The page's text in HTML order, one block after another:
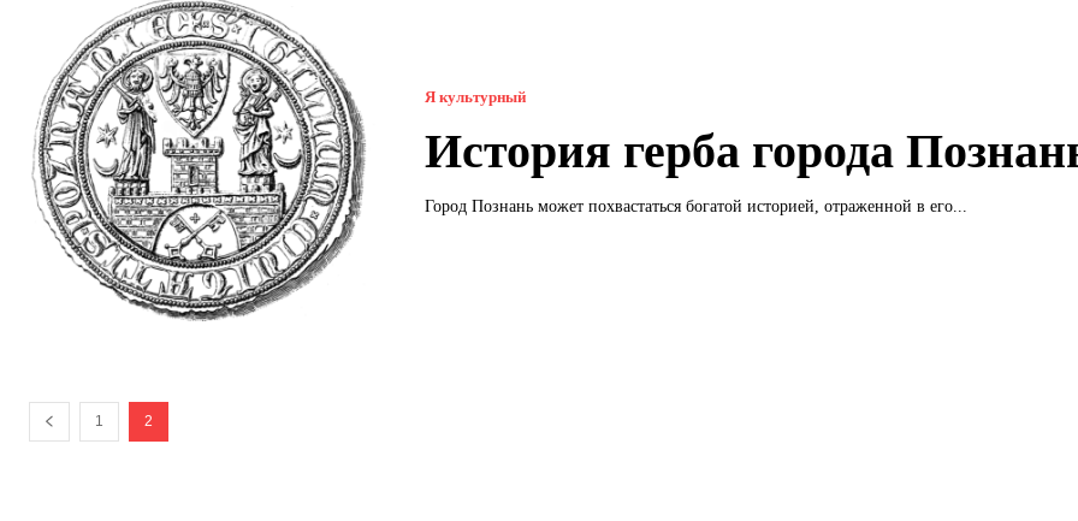
Я культурный
История герба города
Город Познань может похвастаться богатой историей, отраженной в его...
1 2